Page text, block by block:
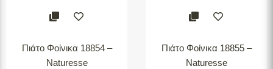
Πιάτο Φοίνικα 18854 –
Naturesse
Πιάτο Φοίνικα 18855 –
Naturesse